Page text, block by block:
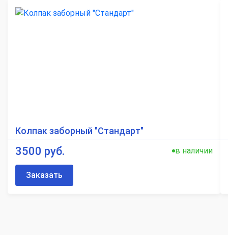
Колпак заборный "Стандарт"
3500 руб. в наличии
Заказать